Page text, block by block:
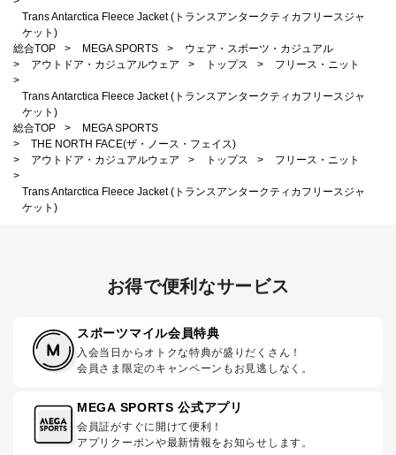
Trans Antarctica Fleece Jacket (トランスアンタークティカフリースジャ
ケット)
総合TOP
> MEGA SPORTS >
ウェア・スポーツ・カジュアル
>
アウトドア・カジュアルウェア > トップス >
フリース・ニット
>
Trans Antarctica Fleece Jacket (トランスアンタークティカフリースジャ
ケット)
総合TOP
>
MEGA SPORTS
>
THE NORTH FACE(ザ・ノース・フェイス)
>
アウトドア・カジュアルウェア > トップス >
フリース・ニット
>
Trans Antarctica Fleece Jacket (トランスアンタークティカフリースジャ
ケット)
お得で便利なサービス
スポーツマイル会員特典
入会当日からオトクな特典が盛りだくさん！
会員さま限定のキャンペーンもお見逃しなく。
MEGA SPORTS 公式アプリ
会員証がすぐに開けて便利！
アプリクーポンや最新情報をお知らせします。